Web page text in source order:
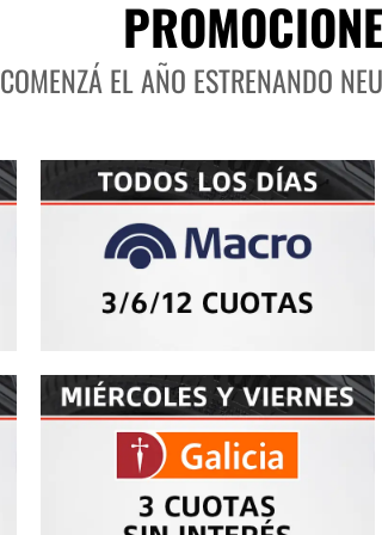
COMENZÁ EL AÑO ESTRENANDO